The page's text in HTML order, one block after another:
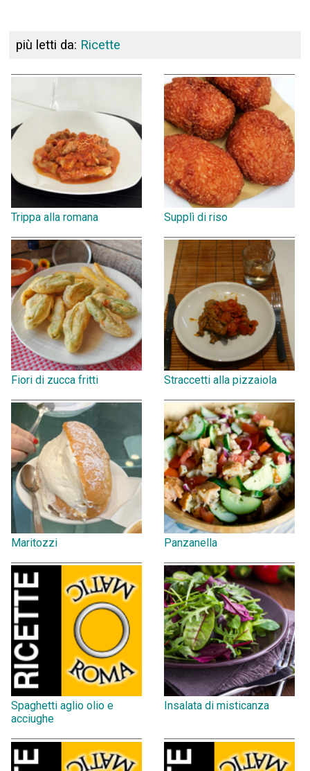
più letti da: Ricette
Trippa alla romana Supplì di riso
Fiori di zucca fritti Straccetti alla pizzaiola
Maritozzi Panzanella
Spaghetti aglio olio e
acciughe
Insalata di misticanza